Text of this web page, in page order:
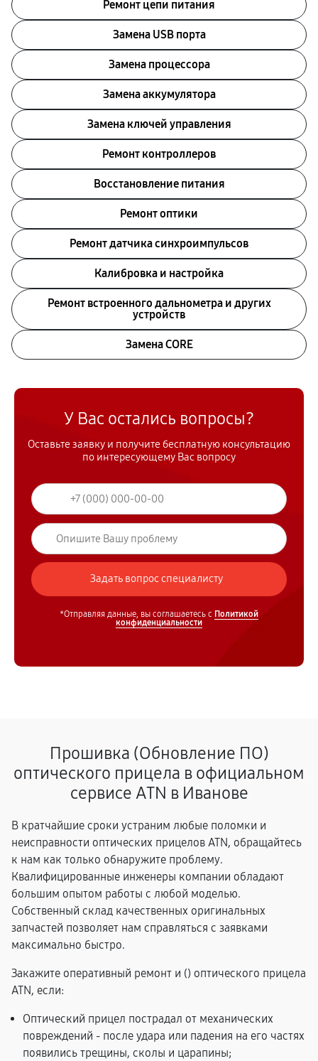
Ремонт цепи питания
Замена USB порта
Замена процессора
Замена аккумулятора
Замена ключей управления
Ремонт контроллеров
Восстановление питания
Ремонт оптики
Ремонт датчика синхроимпульсов
Калибровка и настройка
Ремонт встроенного дальнометра и других
устройств
Замена CORE
У Вас остались вопросы?
Оставьте заявку и получите бесплатную консультацию
по интересующему Вас вопросу
*Отправляя данные, вы соглашаетесь с Политикой
конфиденциальности
Прошивка (Обновление ПО)
оптического прицела в официальном
сервисе ATN в Иванове
В кратчайшие сроки устраним любые поломки и
неисправности оптических прицелов ATN, обращайтесь
к нам как только обнаружите проблему.
Квалифицированные инженеры компании обладают
большим опытом работы с любой моделью.
Собственный склад качественных оригинальных
запчастей позволяет нам справляться с заявками
максимально быстро.
Закажите оперативный ремонт и () оптического прицела
ATN, если:
Оптический прицел пострадал от механических
повреждений - после удара или падения на его частях
появились трещины, сколы и царапины;